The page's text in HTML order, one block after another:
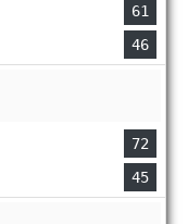
61
46
72
45